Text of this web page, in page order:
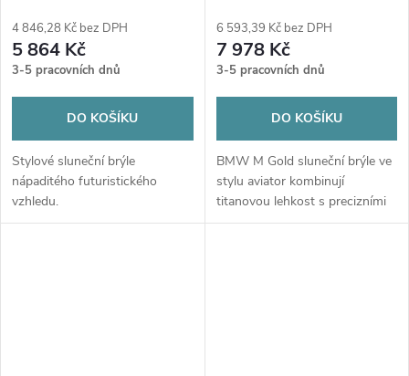
4 846,28 Kč bez DPH
5 864 Kč
3-5 pracovních dnů
DO KOŠÍKU
Stylové sluneční brýle
nápaditého futuristického
vzhledu.
6 593,39 Kč bez DPH
7 978 Kč
3-5 pracovních dnů
DO KOŠÍKU
BMW M Gold sluneční brýle ve
stylu aviator kombinují
titanovou lehkost s precizními
detaily inspirovanými maskou